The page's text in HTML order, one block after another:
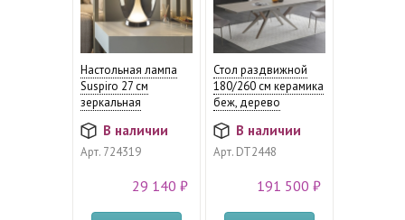
Настольная лампа
Suspiro 27 см
зеркальная
В наличии
Арт.724319
29 140 ₽
Стол раздвижной
180/260 см керамика
беж, дерево
В наличии
Арт.DT2448
191 500 ₽